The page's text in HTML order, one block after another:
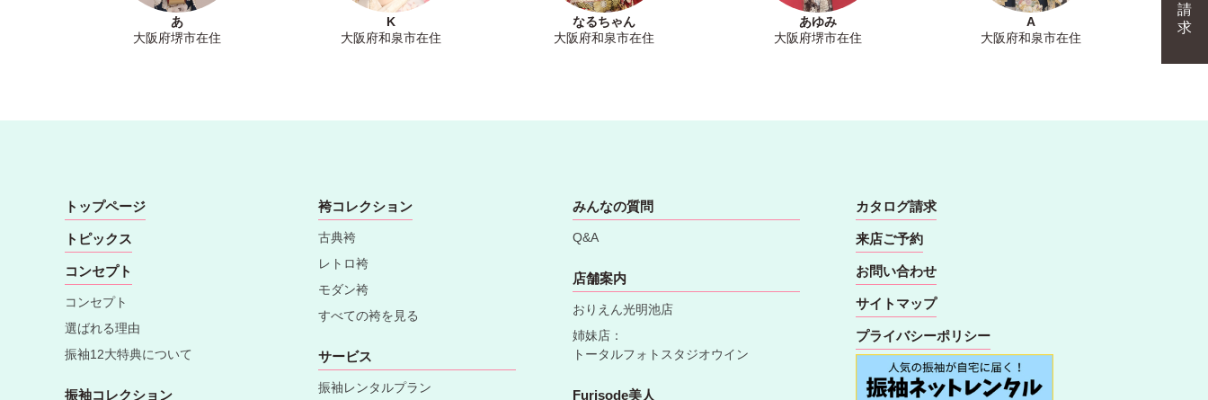
あ
大阪府堺市在住
K
大阪府和泉市在住
なるちゃん
大阪府和泉市在住
あゆみ
大阪府堺市在住
A
大阪府和泉市在住
トップページ
トピックス
コンセプト
コンセプト
選ばれる理由
振袖12大特典について
振袖コレクション
袴コレクション
古典袴
レトロ袴
モダン袴
すべての袴を見る
サービス
振袖レンタルプラン
みんなの質問
Q&A
店舗案内
おりえん光明池店
姉妹店：
トータルフォトスタジオウイン
Furisode美人
カタログ請求
来店ご予約
お問い合わせ
サイトマップ
プライバシーポリシー
請
求